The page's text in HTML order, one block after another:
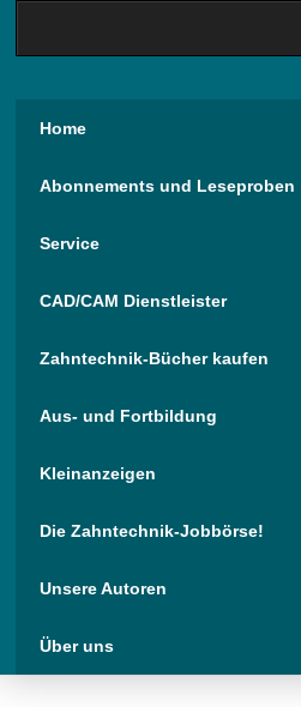
Home
Abonnements und Leseproben
Service
CAD/CAM Dienstleister
Zahntechnik-Bücher kaufen
Aus- und Fortbildung
Kleinanzeigen
Die Zahntechnik-Jobbörse!
Unsere Autoren
Über uns